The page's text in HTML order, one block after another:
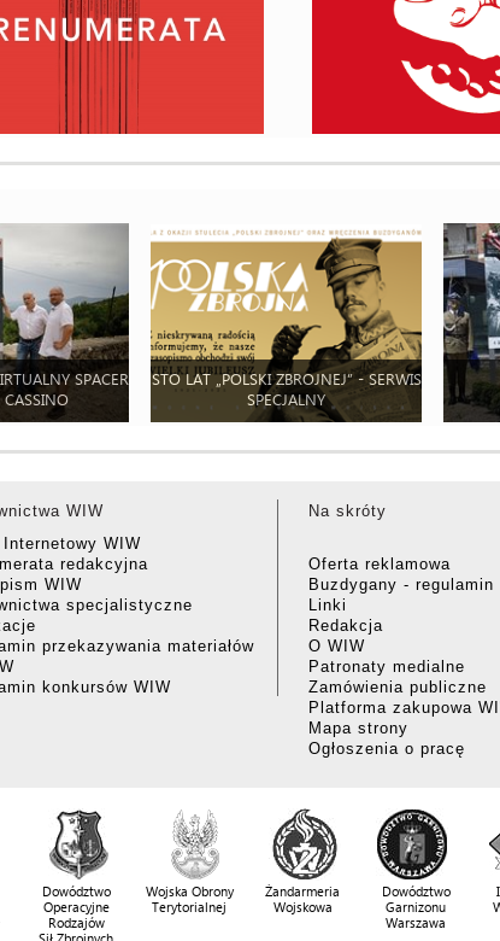
SPACER
STO LAT „POLSKI ZBROJNEJ” - SERWIS
SPECJALNY
WIW
WIW
redakcyjna
WIW
specjalistyczne
przekazywania materiałów
konkursów WIW
Na skróty
Oferta reklamowa
Buzdygany - regulamin
Linki
Redakcja
O WIW
Patronaty medialne
Zamówienia publiczne
Platforma zakupowa
Mapa strony
Ogłoszenia o pracę
Dowództwo
Operacyjne
Rodzajów
Wojska Obrony
Terytorialnej
Żandarmeria
Wojskowa
Dowództwo
Garnizonu
Warszawa